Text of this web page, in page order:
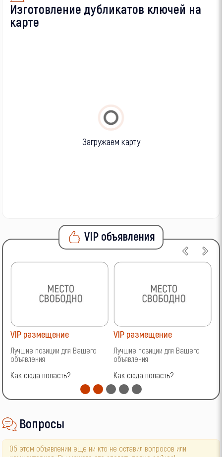
Изготовление дубликатов ключей на
карте
Загружаем карту
VIP объявления
VIP размещение
Лучшие позиции для Вашего
объявления
Как сюда попасть?
VIP размещение
Лучшие позиции для Вашего
объявления
Как сюда попасть?
Вопросы
Об этом объявлении еще ни кто не оставил вопросов или